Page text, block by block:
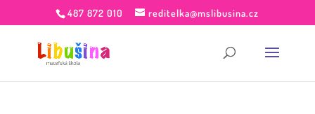
487 872 010 reditelka@mslibusina.cz